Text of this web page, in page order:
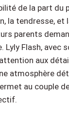
de la part du
la tendresse, et
parents
Lyly Flash, avec
aux
atmosphère
au couple